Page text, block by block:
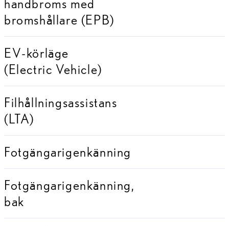
handbroms med
bromshållare (EPB)
EV-körläge
(Electric Vehicle)
Filhållningsassistans
(LTA)
Fotgängarigenkänning
Fotgängarigenkänning,
bak